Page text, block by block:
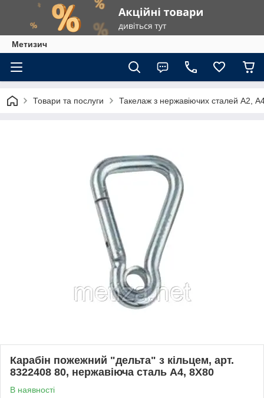
Метизич
Товари та послуги Такелаж з нержавіючих сталей А2,
Карабін пожежний "дельта" з кільцем, арт.
8322408 80, нержавіюча сталь А4, 8X80
В наявності